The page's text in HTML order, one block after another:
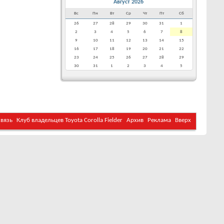
Август 2026
Вс Пн Вт Ср Чт Пт Сб
26 27 28 29 30 31
1
2
3 4 5 6 7
8
9
10 11 12 13 14
15
16
17 18 19 20 21
22
23
24 25 26 27 28
29
30
31 1 2 3 4 5
Клуб владельцев Toyota Corolla Fielder Архив Реклама Вверх